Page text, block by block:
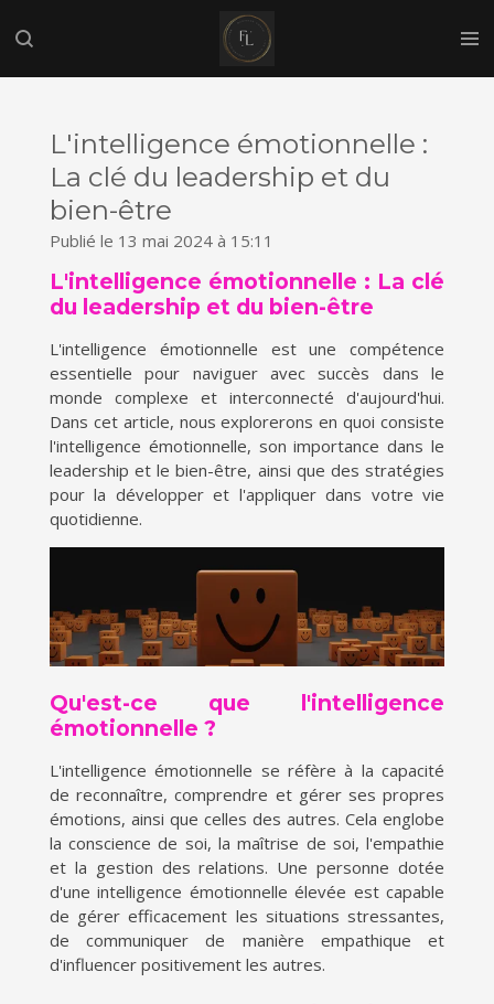
au
L'intelligence émotionnelle :
La clé du leadership et du
bien-être
Publié le 13 mai 2024 à 15:11
L'intelligence émotionnelle : La clé
du leadership et du bien-être
L'intelligence émotionnelle est une compétence
essentielle pour naviguer avec succès dans le
monde complexe et interconnecté d'aujourd'hui.
Dans cet article, nous explorerons en quoi consiste
l'intelligence émotionnelle, son importance dans le
leadership et le bien-être, ainsi que des stratégies
pour la développer et l'appliquer dans votre vie
quotidienne.
Qu'est-ce que l'intelligence
émotionnelle ?
L'intelligence émotionnelle se réfère à la capacité
de reconnaître, comprendre et gérer ses propres
émotions, ainsi que celles des autres. Cela englobe
la conscience de soi, la maîtrise de soi, l'empathie
et la gestion des relations. Une personne dotée
d'une intelligence émotionnelle élevée est capable
de gérer efficacement les situations stressantes,
de communiquer de manière empathique et
d'influencer positivement les autres.